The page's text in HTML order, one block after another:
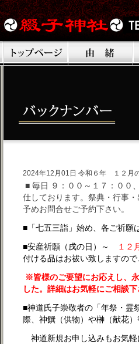
2024年12月01日 令和６年 １２月
■ 毎日 ９：００～１７：００
仕しております。 祭典・行事
予めお問合せご予約下さい。
■「七五三詣」始め
各ご祈願
■安産祈願（戌の日） ～ １２
付ける品はお祓い致しますので
※皆様のご要望にお応えし、
した。詳細はお気軽にご相談下
■神道氏子崇敬者の「年祭・霊
際、神饌（供物）や榊（献花）
神道新規お申し込みもお気軽